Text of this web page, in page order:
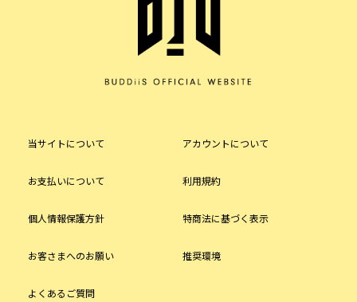
当サイトについて アカウントについて
お支払いについて 利用規約
個人情報保護方針 特商法に基づく表示
お客さまへのお願い 推奨環境
よくあるご質問